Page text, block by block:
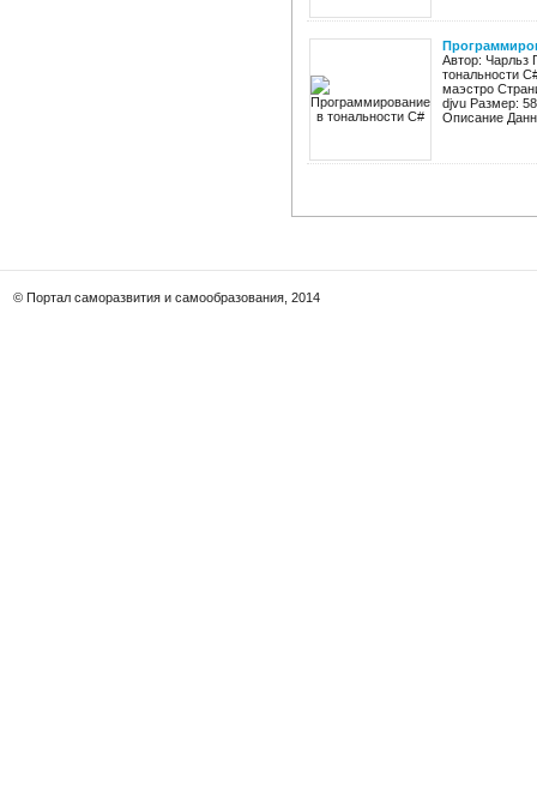
Автор: Чарльз
тональности
маэстро
djvu Размер:
Описание
© Портал саморазвития и самообразования, 2014